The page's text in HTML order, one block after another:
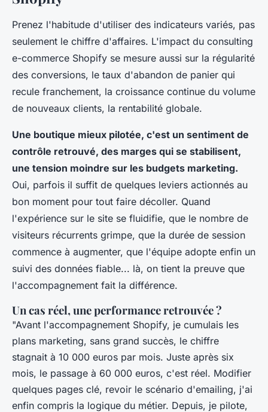
Prenez l'habitude d'utiliser des indicateurs variés, pas
seulement le chiffre d'affaires. L'impact du consulting
e-commerce Shopify se mesure aussi sur la régularité
des conversions, le taux d'abandon de panier qui
recule franchement, la croissance continue du volume
de nouveaux clients, la rentabilité globale.
Une boutique mieux pilotée, c'est un sentiment de
contrôle retrouvé, des marges qui se stabilisent,
une tension moindre sur les budgets marketing.
Oui, parfois il suffit de quelques leviers actionnés au
bon moment pour tout faire décoller. Quand
l'expérience sur le site se fluidifie, que le nombre de
visiteurs récurrents grimpe, que la durée de session
commence à augmenter, que l'équipe adopte enfin un
suivi des données fiable... là, on tient la preuve que
l'accompagnement fait la différence.
Un cas réel, une performance retrouvée ?
"Avant l'accompagnement Shopify, je cumulais les
plans marketing, sans grand succès, le chiffre
stagnait à 10 000 euros par mois. Juste après six
mois, le passage à 60 000 euros, c'est réel. Modifier
quelques pages clé, revoir le scénario d'emailing, j'ai
enfin compris la logique du métier. Depuis, je pilote,